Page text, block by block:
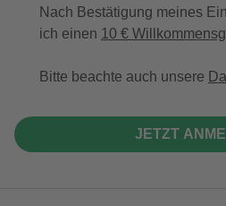
Nach Bestätigung meines
ich einen 10 €
Bitte beachte auch unsere
JETZT